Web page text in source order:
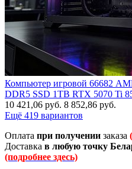
Компьютер игровой 66682
DDR5 SSD 1TB RTX 5070 Ti
10 421,06 руб. 8 852,86 руб.
Ещё 419 вариантов
Оплата при получении заказа
Доставка в любую точку
(подробнее здесь)